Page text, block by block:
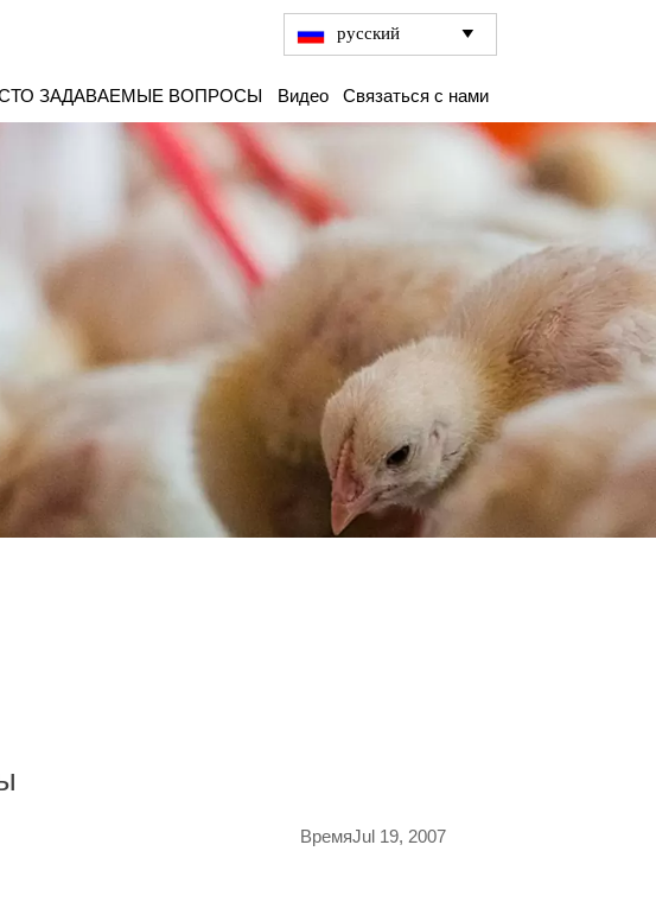
русский 
ЗАДАВАЕМЫЕ ВОПРОСЫ Видео Связаться с нами
ВремяJul 19, 2007